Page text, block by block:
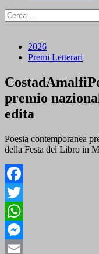
Ricerca
per:
2026
Premi Letterari
premio
edita
Poesia contemporanea
della Festa del Libro in
Facebook
Twitter
WhatsApp
Messenger